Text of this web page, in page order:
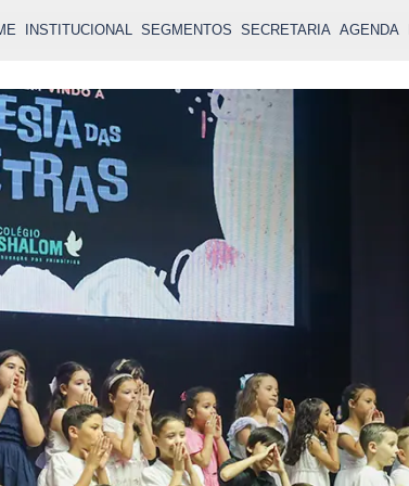
INSTITUCIONAL SEGMENTOS SECRETARIA AGENDA